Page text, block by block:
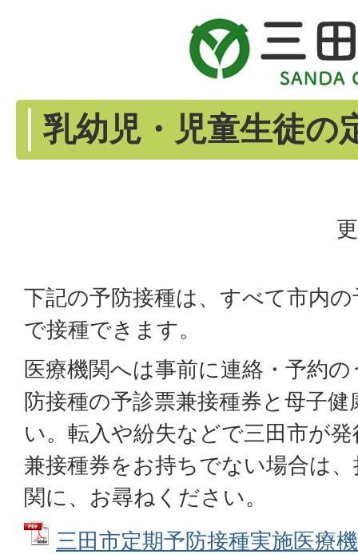
乳幼児・児童生徒の
下記の予防接種は、すべて市内
で接種できます。
医療機関へは事前に連絡・予約
防接種の予診票兼接種券と母子
い。転入や紛失などで三田市が
兼接種券をお持ちでない場合は
関に、お尋ねください。
三田市定期予防接種実施医療